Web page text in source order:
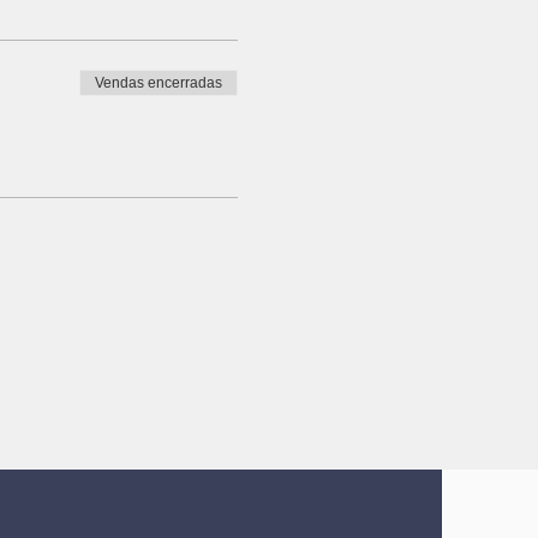
massa mesmo. Os
pra facilitar sua
Vendas encerradas